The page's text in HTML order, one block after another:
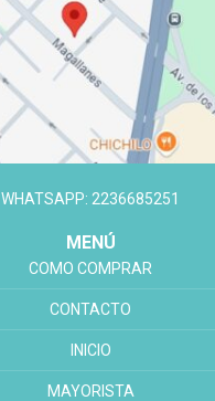
WHATSAPP: 2236685251
MENÚ
COMO COMPRAR
CONTACTO
INICIO
MAYORISTA